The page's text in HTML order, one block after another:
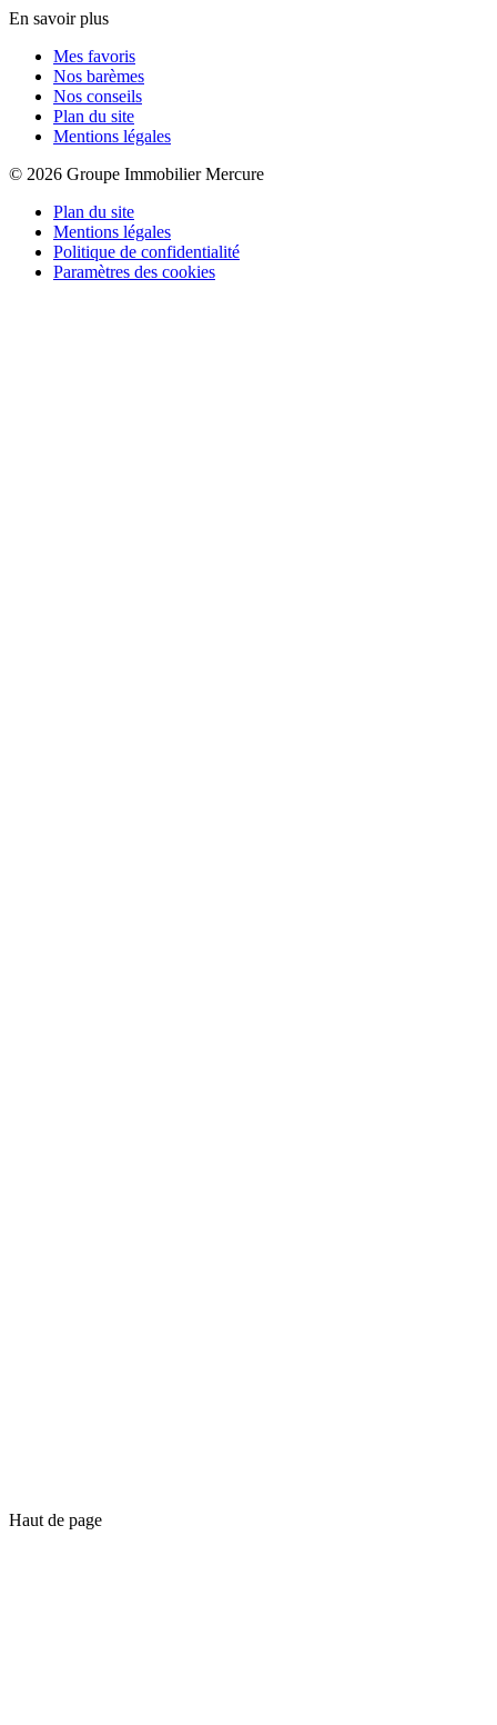
En savoir plus
Mes favoris
Nos barèmes
Nos conseils
Plan du site
Mentions légales
© 2026 Groupe Immobilier Mercure
Plan du site
Mentions légales
Politique de confidentialité
Paramètres des cookies
Haut de page